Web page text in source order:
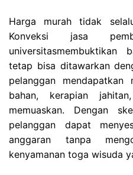
Harga murah tidak
Konveksi jasa
universitasmembuktikan
tetap bisa ditawarkan
pelanggan
bahan, kerapian
memuaskan. Dengan
pelanggan dapat
anggaran tanpa
kenyamanan toga wisuda